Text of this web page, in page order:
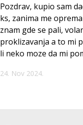
Pozdrav, kupio sam
ks, zanima me
znam gde se pali,
proklizavanja a to mi
li neko moze da mi
24. Nov 2024.